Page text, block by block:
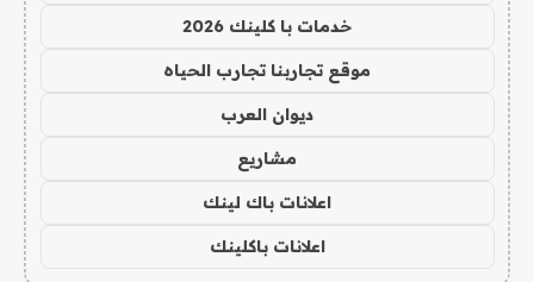
خدمات با كلينك 2026
موقع تجاربنا تجارب الحياه
ديوان العرب
مشاريع
اعلانات باك لينك
اعلانات باكلينك